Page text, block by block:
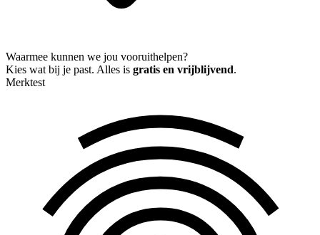
Waarmee kunnen we jou vooruithelpen?
Kies wat bij je past. Alles is gratis en vrijblijvend.
Merktest